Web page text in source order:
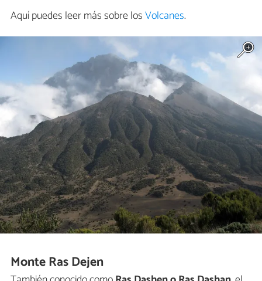
Aquí puedes leer más sobre losVolcanes.
Monte Ras Dejen